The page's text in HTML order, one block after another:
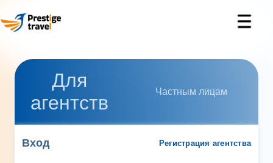
Для
агентств
Частным лицам
Вход Регистрация агентства